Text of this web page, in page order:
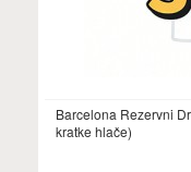
Barcelona Rezervni
kratke hlače)